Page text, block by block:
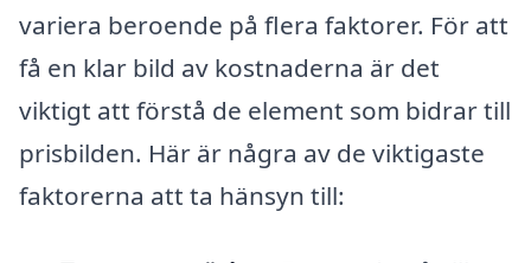
variera beroende på flera faktorer. För att
få en klar bild av kostnaderna är det
viktigt att förstå de element som bidrar till
prisbilden. Här är några av de viktigaste
faktorerna att ta hänsyn till: